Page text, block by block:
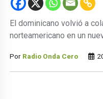
El dominicano volvió a
norteamericano en un
Por Radio Onda Cero